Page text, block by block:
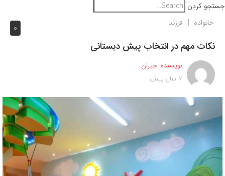
جستجو کردن
0 خانواده فرزند
نکات مهم در انتخاب پیش دبستانی
نویسنده: جیران
7 سال پیش